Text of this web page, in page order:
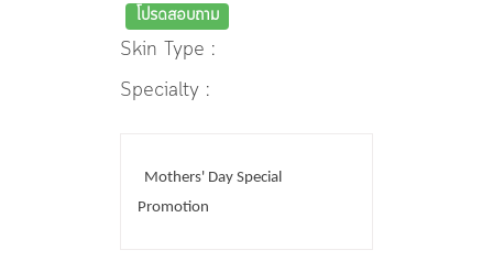
โปรดสอบถาม
Skin Type :
Specialty :
Mothers' Day Special
Promotion